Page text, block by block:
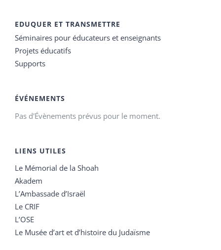
EDUQUER ET TRANSMETTRE
Séminaires pour éducateurs et enseignants
Projets éducatifs
Supports
ÉVÉNEMENTS
Pas d'Évènements prévus pour le moment.
LIENS UTILES
Le Mémorial de la Shoah
Akadem
L’Ambassade d’Israël
Le CRIF
L’OSE
Le Musée d’art et d’histoire du Judaïsme